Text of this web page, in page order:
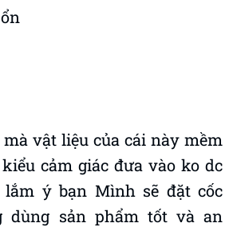
vật liệu của cái này mềm
cảm giác đưa vào ko dc
ý bạn Mình sẽ đặt cốc
dùng sản phẩm tốt và an